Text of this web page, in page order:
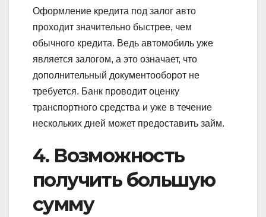
Оформление кредита под залог авто
проходит значительно быстрее, чем
обычного кредита. Ведь автомобиль уже
является залогом, а это означает, что
дополнительный документооборот не
требуется. Банк проводит оценку
транспортного средства и уже в течение
нескольких дней может предоставить займ.
4. Возможность
получить большую
сумму